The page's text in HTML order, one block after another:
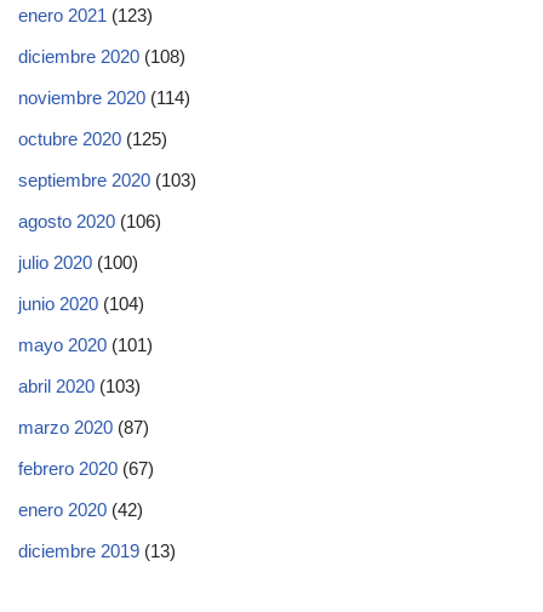
enero 2021 (123)
diciembre 2020 (108)
noviembre 2020 (114)
octubre 2020 (125)
septiembre 2020 (103)
agosto 2020 (106)
julio 2020 (100)
junio 2020 (104)
mayo 2020 (101)
abril 2020 (103)
marzo 2020 (87)
febrero 2020 (67)
enero 2020 (42)
diciembre 2019 (13)